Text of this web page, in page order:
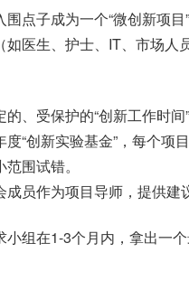
子成为一个“微创新项目
医生、护士、IT、市场人
受保护的“创新工作时间”
创新实验基金”，每个项
围试错。
作为项目导师，提供建
组在1-3个月内，拿出一个